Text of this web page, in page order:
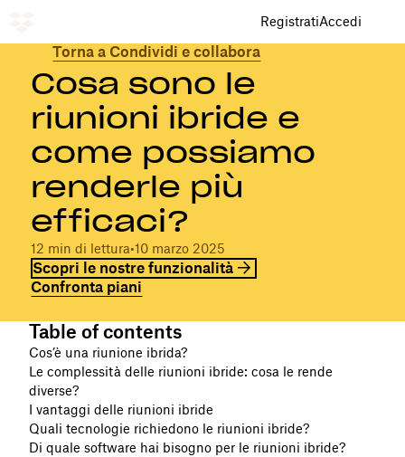
RegistratiAccedi
Torna a Condividi e collabora
Cosa sono le
riunioni ibride e
come possiamo
renderle più
efficaci?
12 min di lettura•10 marzo 2025
Scopri le nostre funzionalità
Confronta piani
Table of contents
Cos’è una riunione ibrida?
Le complessità delle riunioni ibride: cosa le rende
diverse?
I vantaggi delle riunioni ibride
Quali tecnologie richiedono le riunioni ibride?
Di quale software hai bisogno per le riunioni ibride?